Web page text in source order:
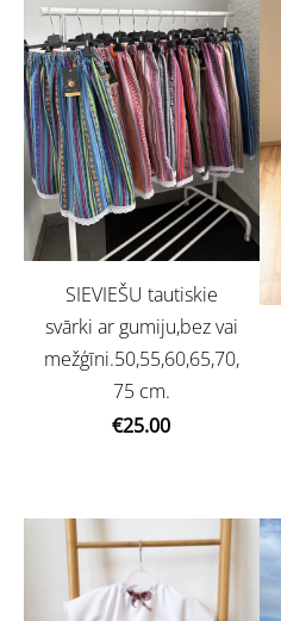
SIEVIEŠU tautiskie
svārki ar gumiju,bez vai
mežģīni.50,55,60,65,70,
75 cm.
€25.00